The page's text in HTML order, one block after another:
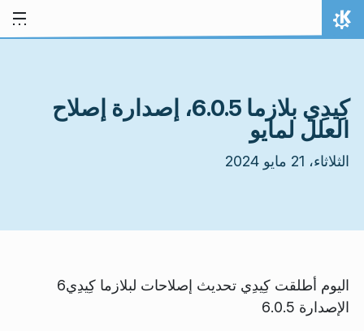
تخط المحتوى
الصفحة الرئيسة
كِيدِي بلازما 6.0.5، إصدارة إصلاح
العلل لمايو
الثلاثاء، 21 مايو 2024
اليوم أطلقت كِيدِي تحديث إصلاحات لبلازما كِيدِي6
الإصدارة 6.0.5